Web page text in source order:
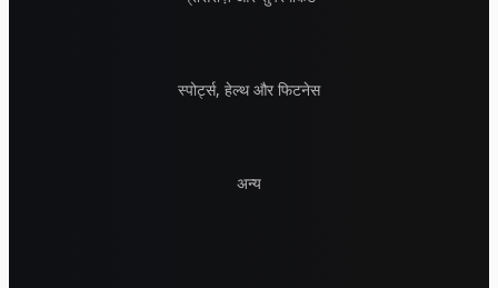
स्पोर्ट्स, हेल्थ और फिटनेस
अन्य